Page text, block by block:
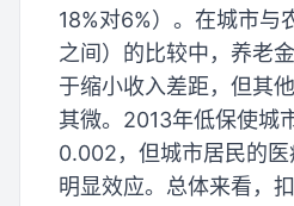
18%对6%）。在城市与
之间）的比较中，养老
于缩小收入差距，但其
其微。2013年低保使城
0.002，但城市居民的
明显效应。总体来看，